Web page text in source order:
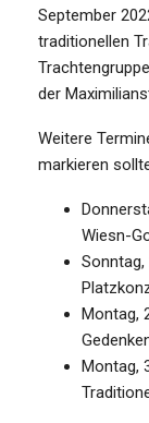
September
traditionellen
der
Weitere
markieren
Wiesn-
Sonntag,
Montag,
Montag,